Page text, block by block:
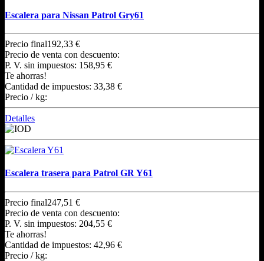
Escalera para Nissan Patrol Gry61
Precio final192,33 €
Precio de venta con descuento:
P. V. sin impuestos: 158,95 €
Te ahorras!
Cantidad de impuestos: 33,38 €
Precio / kg:
Detalles
Escalera trasera para Patrol GR Y61
Precio final247,51 €
Precio de venta con descuento:
P. V. sin impuestos: 204,55 €
Te ahorras!
Cantidad de impuestos: 42,96 €
Precio / kg: